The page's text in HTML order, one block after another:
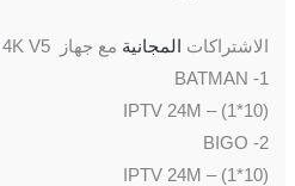
الاشتراكات المجانية مع جهاز TIGER ONE4K V5
1- BATMAN
IPTV 24M – (1*10)
2- BIGO
IPTV 24M – (1*10)